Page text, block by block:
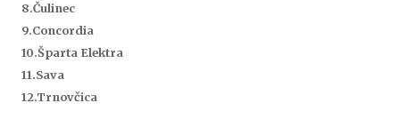
8.Čulinec
9.Concordia
10.Šparta Elektra
11.Sava
12.Trnovčica